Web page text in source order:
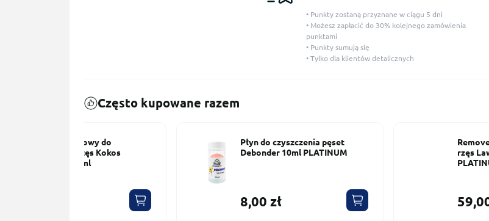
• Punkty zostaną przyznane w ciągu 5 dni
• Możesz zapłacić do 30% kolejnego zamówienia
punktami
• Punkty sumują się
• Tylko dla klientów detalicznych
Często kupowane razem
Płyn do czyszczenia pęset
Debonder 10ml PLATINUM
Remover Jelly do przedłużania